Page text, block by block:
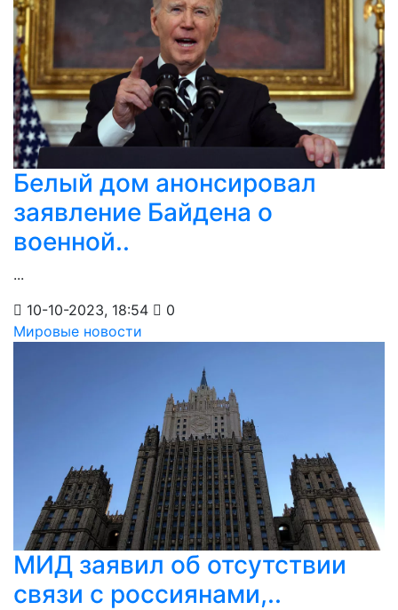
Белый дом анонсировал
заявление Байдена о
военной..
...
10-10-2023, 18:54
0
Мировые новости
МИД заявил об отсутствии
связи с россиянами,..